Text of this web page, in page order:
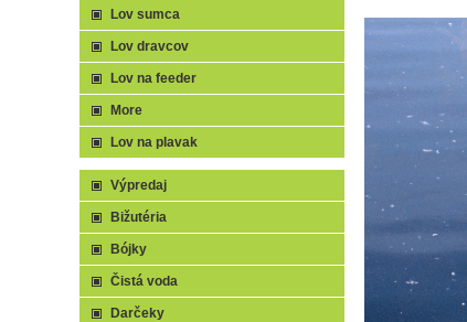
Lov sumca
Lov dravcov
Lov na feeder
More
Lov na plavak
Výpredaj
Bižutéria
Bójky
Čistá voda
Darčeky